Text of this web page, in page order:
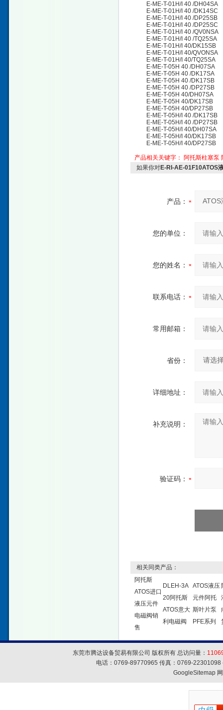
E-ME-T-01H/I 40 /DH04SA
E-ME-T-01H/I 40 /DK14SC
E-ME-T-01H/I 40 /DP25SB
E-ME-T-01H/I 40 /DP25SC
E-ME-T-01H/I 40 /QV0NSA
E-ME-T-01H/I 40 /TQ25SA
E-ME-T-01H/I 40/DK15SB
E-ME-T-01H/I 40/QVONSA
E-ME-T-01H/I 40/TQ25SA
E-ME-T-05H 40 /DH07SA
E-ME-T-05H 40 /DK17SA
E-ME-T-05H 40 /DK17SB
E-ME-T-05H 40 /DP27SB
E-ME-T-05H 40/DH07SA
E-ME-T-05H 40/DK17SB
E-ME-T-05H 40/DP27SB
E-ME-T-05H/I 40 /DK17SB
E-ME-T-05H/I 40 /DP27SB
E-ME-T-05H/I 40/DH07SA
E-ME-T-05H/I 40/DK17SB
E-ME-T-05H/I 40/DP27SB
产品相关关键字： 阿托斯柱塞泵
如果你对E-RI-AE-01F10ATOS
产品：
您的单位：
您的姓名：
联系电话：
常用邮箱：
省份：
详细地址：
补充说明：
验证码：
相关同类产品：
阿托斯
ATOS进口
液压元件
电磁阀销
售
DLEH-3A
20阿托斯
ATOS意大
利电磁阀
ATOS液压
元件阿托
斯叶片泵
PFE系列
东莞市腾达设备贸易有限公司 版权所有 总访问量：
电话：0769-89770965 传真：0769-
GoogleSitemap网